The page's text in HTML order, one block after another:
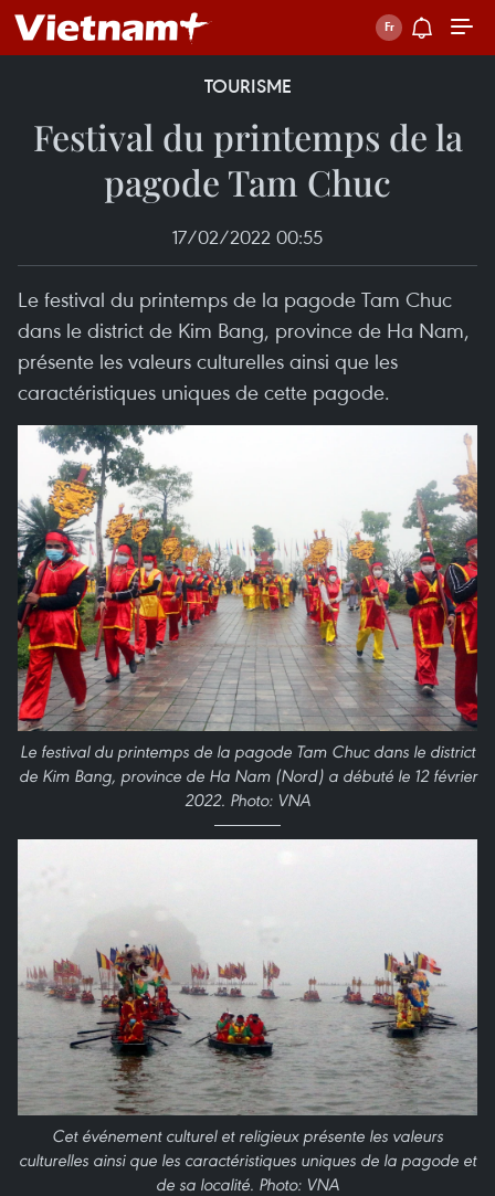
TOURISME
Festival du printemps de la
pagode Tam Chuc
17/02/2022 00:55
Le festival du printemps de la pagode Tam Chuc
dans le district de Kim Bang, province de Ha Nam,
présente les valeurs culturelles ainsi que les
caractéristiques uniques de cette pagode.
Le festival du printemps de la pagode Tam Chuc dans le district
de Kim Bang, province de Ha Nam (Nord) a débuté le 12 février
2022. Photo: VNA
Cet événement culturel et religieux présente les valeurs
culturelles ainsi que les caractéristiques uniques de la pagode et
de sa localité. Photo: VNA